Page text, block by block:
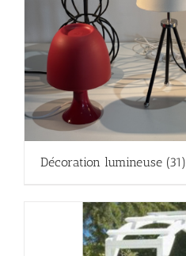
Décoration lumineuse (31)